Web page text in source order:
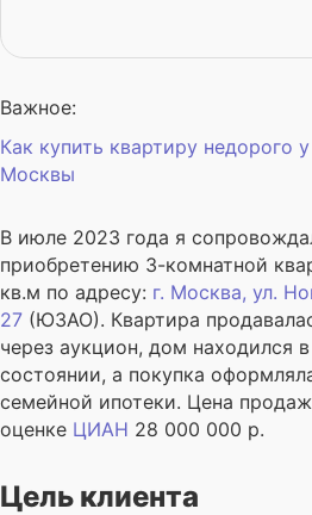
Важное:
Как купить квартиру недорого
Москвы
В июле 2023 года я
приобретению 3-комнатной
кв.м по адресу: г. Москва, ул.
27 (ЮЗАО). Квартира
через аукцион, дом находился
состоянии, а покупка
семейной ипотеки. Цена
оценке ЦИАН 28 000 000 р.
Цель клиента